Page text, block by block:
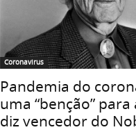
Coronavirus
Pandemia do
uma “benção”
diz vencedor do